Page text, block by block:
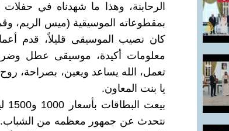
الرحابنة، وهذا ما شهدناه في
بمقطوعاته الموسيقية (ميس الريم،
كان نصيب الموسيقى قليلاً، قدم
معلومات أكيدة، موسيقى عطل
تعمل، الله يساعد ويعين، بصراحة، روح
يا بنت المعاون.
نتحدث عن جمهور معظمه من الشباب.